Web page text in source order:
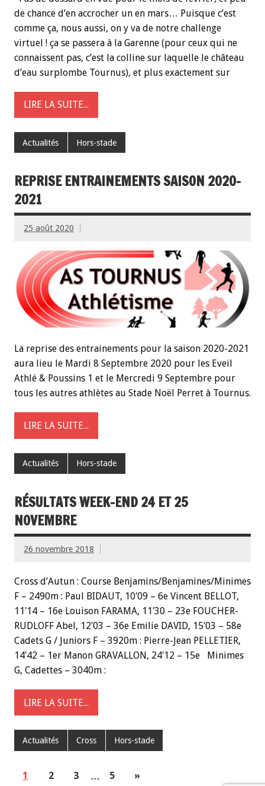
de chance d’en accrocher un en mars… Puisque c’est
comme ça, nous aussi, on y va de notre challenge
virtuel ! ça se passera à la Garenne (pour ceux qui ne
connaissent pas, c’est la colline sur laquelle le château
d’eau surplombe Tournus), et plus exactement sur
LIRE LA SUITE...
Actualités Hors-stade
REPRISE ENTRAINEMENTS SAISON 2020-
2021
25 août 2020
La reprise des entrainements pour la saison 2020-2021
aura lieu le Mardi 8 Septembre 2020 pour les Eveil
Athlé & Poussins 1 et le Mercredi 9 Septembre pour
tous les autres athlètes au Stade Noël Perret à Tournus.
LIRE LA SUITE...
Actualités Hors-stade
RÉSULTATS WEEK-END 24 ET 25
NOVEMBRE
26 novembre 2018
Cross d’Autun : Course Benjamins/Benjamines/Minimes
F – 2490m : Paul BIDAUT, 10′09 – 6e Vincent BELLOT,
11′14 – 16e Louison FARAMA, 11′30 – 23e FOUCHER-
RUDLOFF Abel, 12′03 – 36e Emilie DAVID, 15′03 – 58e
Cadets G / Juniors F – 3920m : Pierre-Jean PELLETIER,
14′42 – 1er Manon GRAVALLON, 24′12 – 15e Minimes
G, Cadettes – 3040m :
LIRE LA SUITE...
Actualités Cross Hors-stade
1 2 3 … 5 »